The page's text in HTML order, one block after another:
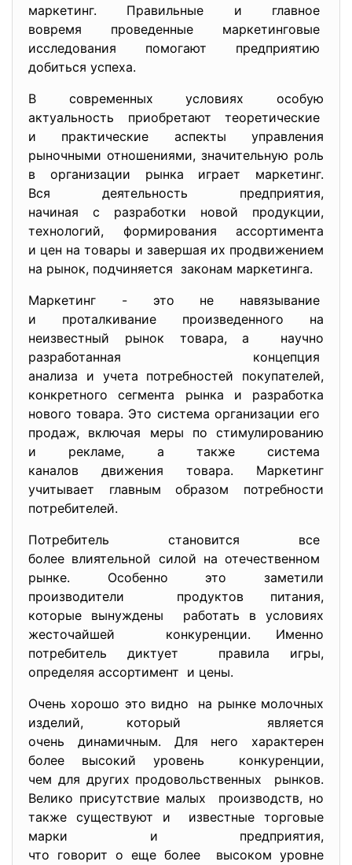
маркетинг. Правильные и главное
вовремя проведенные маркетинговые
исследования помогают предприятию
добиться успеха.
В современных условиях особую
актуальность приобретают теоретические
и практические аспекты управления
рыночными отношениями, значительную роль
в организации рынка играет маркетинг.
Вся деятельность предприятия,
начиная с разработки новой продукции,
технологий, формирования ассортимента
и цен на товары и завершая их продвижением
на рынок, подчиняется законам маркетинга.
Маркетинг - это не навязывание
и проталкивание произведенного на
неизвестный рынок товара, а научно
разработанная концепция
анализа и учета потребностей покупателей,
конкретного сегмента рынка и разработка
нового товара. Это система организации его
продаж, включая меры по стимулированию
и рекламе, а также система
каналов движения товара. Маркетинг
учитывает главным образом потребности
потребителей.
Потребитель становится все
более влиятельной силой на отечественном
рынке. Особенно это заметили
производители продуктов питания,
которые вынуждены работать в условиях
жесточайшей конкуренции. Именно
потребитель диктует правила игры,
определяя ассортимент и цены.
Очень хорошо это видно на рынке молочных
изделий, который является
очень динамичным. Для него характерен
более высокий уровень конкуренции,
чем для других продовольственных рынков.
Велико присутствие малых производств, но
также существуют и известные торговые
марки и предприятия,
что говорит о еще более высоком уровне